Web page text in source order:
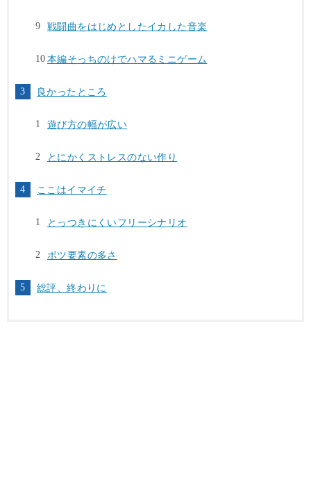
戦闘曲をはじめとしたイカした音楽
本編そっちのけでハマるミニゲーム
良かったところ
遊び方の幅が広い
とにかくストレスのない作り
ここはイマイチ
とっつきにくいフリーシナリオ
ボツ要素の多さ
総評、終わりに